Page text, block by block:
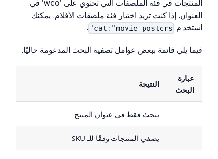
المنتجات في فئة الملصقات التي تحتوي على 'woo' في
العنوان. إذا كنت تريد اختيار فئة ملصقات الأفلام، يمكنك
استخدام cat:"movie posters"
.
فيما يلي قائمة ببعض عوامل تصفية البحث المدعومة حاليًا.
عبارة
البحث
النتيجة
يبحث فقط في عنوان المنتج
يصفي المنتجات وفقًا للـ SKU